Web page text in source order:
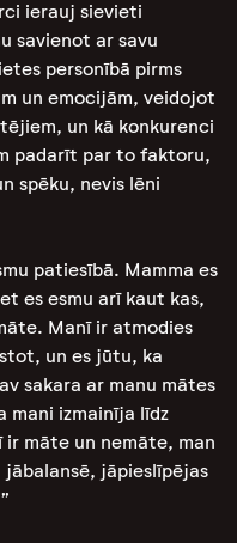
ierauj sievieti
savienot ar savu
personībā pirms
un emocijām, veidojot
un kā konkurenci
padarīt par to faktoru,
spēku, nevis lēni
patiesībā. Mamma es
es esmu arī kaut kas,
Manī ir atmodies
un es jūtu, ka
sakara ar manu mātes
mani izmainīja līdz
māte un nemāte, man
jāpieslīpējas